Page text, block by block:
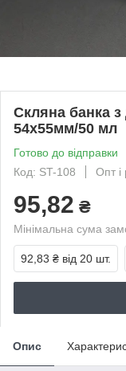
Скляна банка
54х55мм/50 мл
Готово до відправки
Код: ST-108
Опт і
95,82 ₴
Мінімальна сума
92,83 ₴ від 20 шт.
Опис